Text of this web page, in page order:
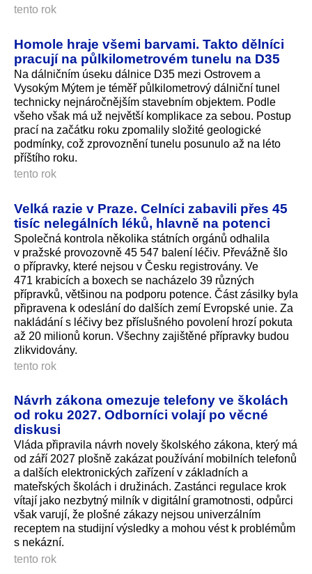
tento rok
Homole hraje všemi barvami. Takto dělníci
pracují na půlkilometrovém tunelu na D35
Na dálničním úseku dálnice D35 mezi Ostrovem a
Vysokým Mýtem je téměř půlkilometrový dálniční tunel
technicky nejnáročnějším stavebním objektem. Podle
všeho však má už největší komplikace za sebou. Postup
prací na začátku roku zpomalily složité geologické
podmínky, což zprovoznění tunelu posunulo až na léto
příštího roku.
tento rok
Velká razie v Praze. Celníci zabavili přes 45
tisíc nelegálních léků, hlavně na potenci
Společná kontrola několika státních orgánů odhalila
v pražské provozovně 45 547 balení léčiv. Převážně šlo
o přípravky, které nejsou v Česku registrovány. Ve
471 krabicích a boxech se nacházelo 39 různých
přípravků, většinou na podporu potence. Část zásilky byla
připravena k odeslání do dalších zemí Evropské unie. Za
nakládání s léčivy bez příslušného povolení hrozí pokuta
až 20 milionů korun. Všechny zajištěné přípravky budou
zlikvidovány.
tento rok
Návrh zákona omezuje telefony ve školách
od roku 2027. Odborníci volají po věcné
diskusi
Vláda připravila návrh novely školského zákona, který má
od září 2027 plošně zakázat používání mobilních telefonů
a dalších elektronických zařízení v základních a
mateřských školách i družinách. Zastánci regulace krok
vítají jako nezbytný milník v digitální gramotnosti, odpůrci
však varují, že plošné zákazy nejsou univerzálním
receptem na studijní výsledky a mohou vést k problémům
s nekázní.
tento rok